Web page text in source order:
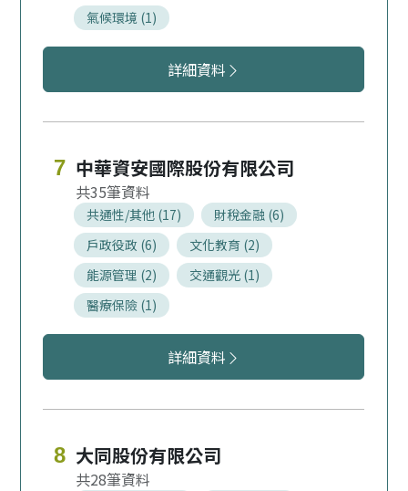
氣候環境 (1)
神通資訊科技股份有限公司服務領域
詳細資料
7 中華資安國際股份有限公司
共通性/其他 (17)
財稅金融 (6)
戶政役政 (6)
文化教育 (2)
能源管理 (2)
交通觀光 (1)
醫療保險 (1)
35
中華資安國際股份有限公司服務領域
詳細資料
8 大同股份有限公司
28